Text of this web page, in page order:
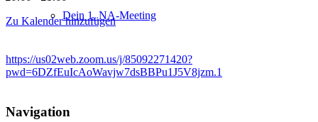
Dein 1. NA-Meeting
Zu Kalender hinzufügen
https://us02web.zoom.us/j/85092271420?
pwd=6DZfEuIcAoWavjw7dsBBPu1J5V8jzm.1
Navigation